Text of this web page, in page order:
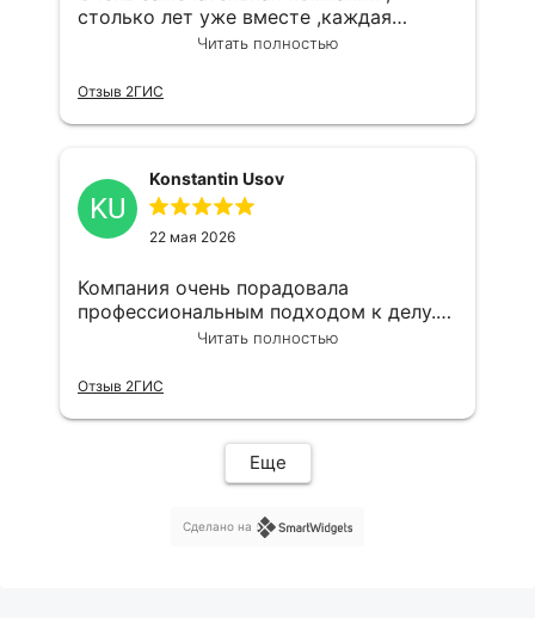
столько лет уже вместе ,каждая
сделка на высшем уровне,грамотный
замечательная,огромное спасибо
Читать полностью
Отзыв 2ГИС
KU
Konstantin Usov
22 мая 2026
Компания очень порадовала
профессиональным подходом к делу.
Максим большой профессионал,буду
Читать полностью
Отзыв 2ГИС
Еще
Сделано на